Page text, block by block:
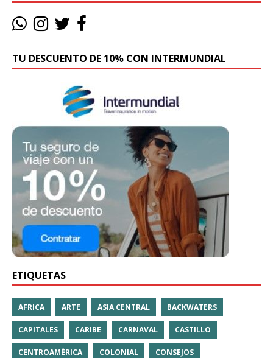
TU DESCUENTO DE 10% CON INTERMUNDIAL
ETIQUETAS
AFRICA ARTE ASIA CENTRAL BACKWATERS
CAPITALES CARIBE CARNAVAL CASTILLO
CENTROAMÉRICA COLONIAL CONSEJOS